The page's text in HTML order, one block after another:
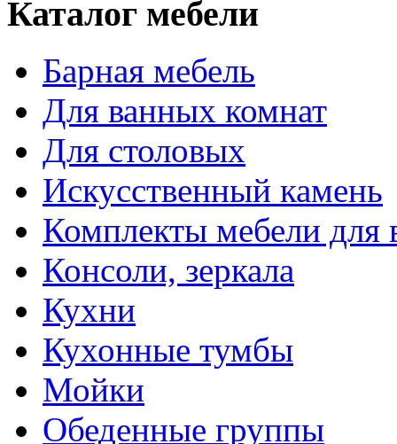
Каталог мебели
Барная мебель
Для ванных комнат
Для столовых
Искусственный камень
Комплекты мебели для
Консоли, зеркала
Кухни
Кухонные тумбы
Мойки
Обеденные группы